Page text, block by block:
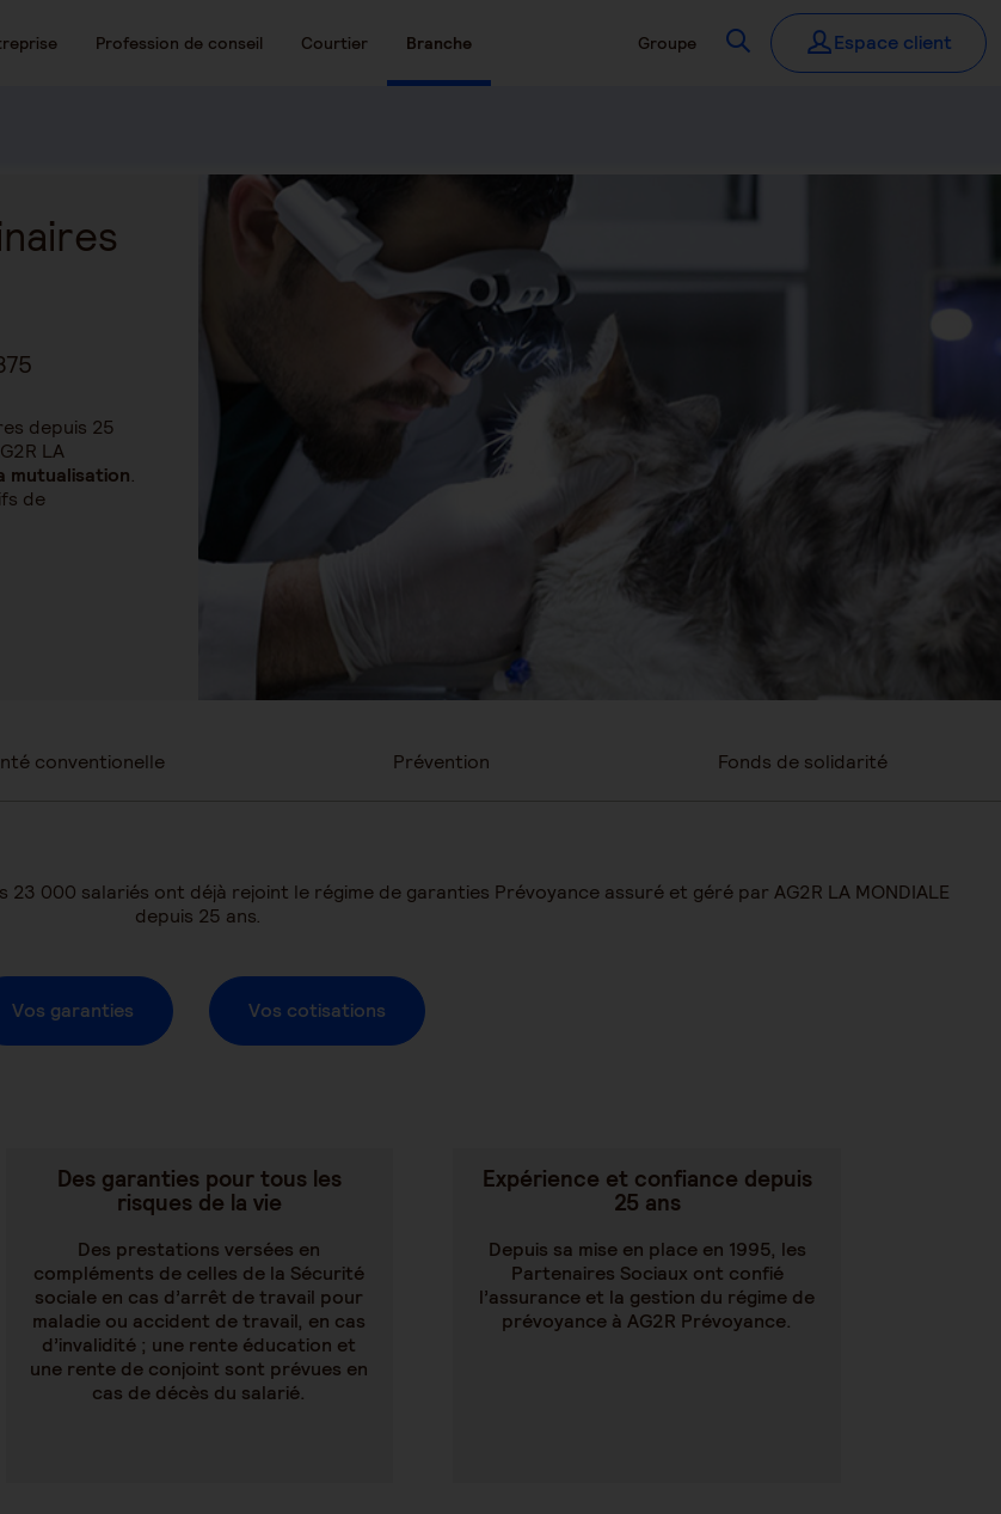
Profession de conseil Courtier Branche Groupe Recherchez Espace client
depuis 25
LA
mutualisation.
de
conventionelle Prévention Fonds de solidarité
000 salariés ont déjà rejoint le régime de garanties Prévoyance assuré et géré par AG2R LA MONDIALE
depuis 25 ans.
Vos garanties Vos cotisations
Des garanties pour tous les
risques de la vie
Des prestations versées en
compléments de celles de la Sécurité
sociale en cas d’arrêt de travail pour
maladie ou accident de travail, en cas
d’invalidité ; une rente éducation et
une rente de conjoint sont prévues en
cas de décès du salarié.
Expérience et confiance depuis
25 ans
Depuis sa mise en place en 1995, les
Partenaires Sociaux ont confié
l’assurance et la gestion du régime de
prévoyance à AG2R Prévoyance.